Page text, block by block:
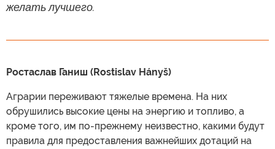
желать лучшего.
Ростаслав Ганиш (Rostislav Hányš)
Аграрии переживают тяжелые времена. На них
обрушились высокие цены на энергию и топливо, а
кроме того, им по-прежнему неизвестно, какими будут
правила для предоставления важнейших дотаций на